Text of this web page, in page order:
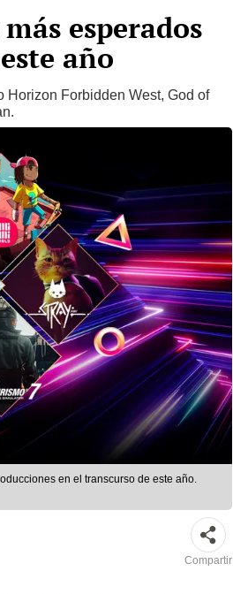
esperados
año
Horizon Forbidden West, God of
en el transcurso de este año.
Compartir